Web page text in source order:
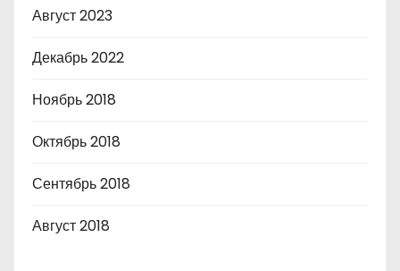
Август 2023
Декабрь 2022
Ноябрь 2018
Октябрь 2018
Сентябрь 2018
Август 2018